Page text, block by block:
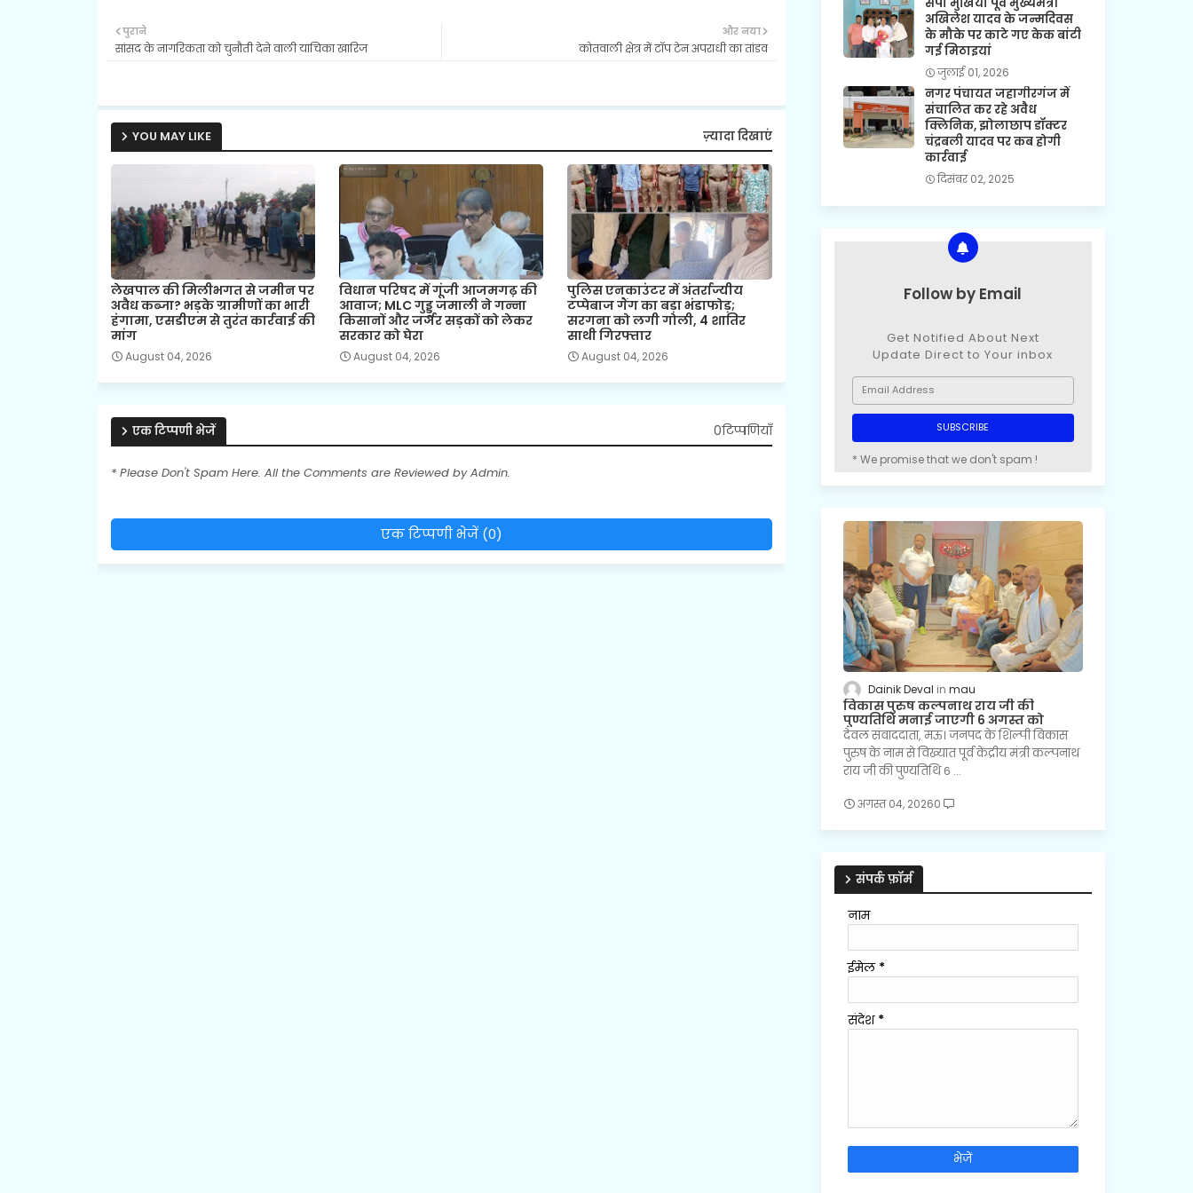
और नया
कोतवाली क्षेत्र में टॉप टेन अपराधी का तांडव
पुराने
सांसद के नागरिकता को चुनौती देने वाली याचिका खारिज
YOU MAY LIKE ज़्यादा दिखाएं
लेखपाल की मिलीभगत से जमीन पर
अवैध कब्जा? भड़के ग्रामीणों का भारी
हंगामा, एसडीएम से तुरंत कार्रवाई की
मांग
August 04, 2026
विधान परिषद में गूंजी आजमगढ़ की
आवाज; MLC गुड्डू जमाली ने गन्ना
किसानों और जर्जर सड़कों को लेकर
सरकार को घेरा
August 04, 2026
पुलिस एनकाउंटर में अंतर्राज्यीय
टप्पेबाज गैंग का बड़ा भंडाफोड़;
सरगना को लगी गोली, 4 शातिर
साथी गिरफ्तार
August 04, 2026
एक टिप्पणी भेजें 0टिप्पणियाँ
* Please Don't Spam Here. All the Comments are Reviewed by Admin.
एक टिप्पणी भेजें (0)
अखिलेश यादव के जन्मदिवस
के मौके पर काटे गए केक बांटी
गई मिठाइयां
जुलाई 01, 2026
नगर पंचायत जहागीरगंज में
संचालित कर रहे अवैध
क्लिनिक, झोलाछाप डॉक्टर
चंद्रबली यादव पर कब होगी
कार्रवाई
दिसंबर 02, 2025
Follow by Email
Get Notified About Next
Update Direct to Your inbox
* We promise that we don't spam !
Dainik Deval mau
विकास पुरुष कल्पनाथ राय जी की
पुण्यतिथि मनाई जाएगी 6 अगस्त को
देवल संवाददाता, मऊ। जनपद के शिल्पी विकास
पुरुष के नाम से विख्यात पूर्व केंद्रीय मंत्री कल्पनाथ
राय जी की पुण्यतिथि 6 …
अगस्त 04, 20260
संपर्क फ़ॉर्म
नाम
ईमेल *
संदेश *